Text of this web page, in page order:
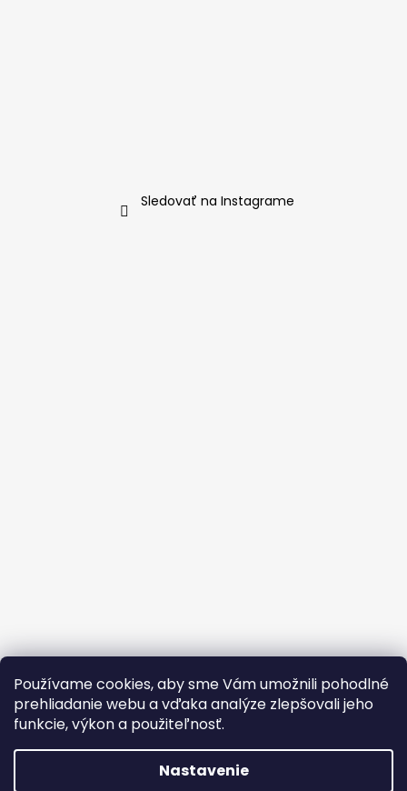
Používame cookies, aby sme Vám umožnili pohodlné
prehliadanie webu a vďaka analýze zlepšovali jeho
funkcie, výkon a použiteľnosť.
Nastavenie
☀️ Zľava
Sledovať na Instagrame
Facebook Instagram TikTok YouTube Twitter
Pinterest